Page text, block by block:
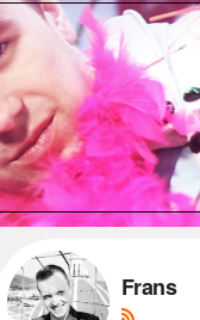
Frans